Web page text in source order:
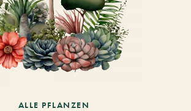
ALLE PFLANZEN